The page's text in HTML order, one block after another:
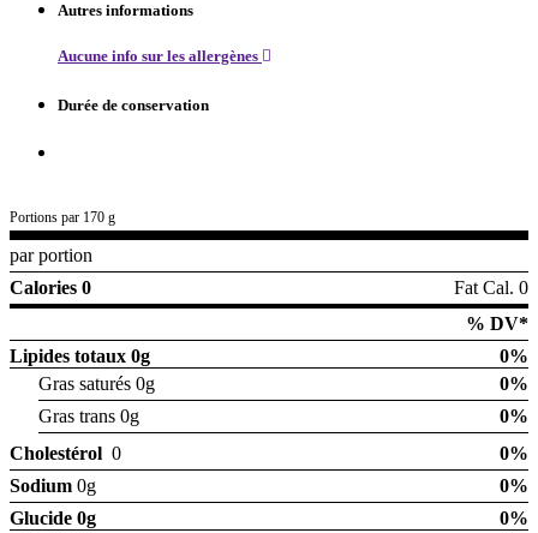
Autres informations
Aucune info sur les allergènes
Durée de conservation
Portions par 170 g
par portion
Calories 0
Fat Cal. 0
% DV*
Lipides totaux 0g
0%
Gras saturés 0g
0%
Gras trans 0g
0%
Cholestérol 0
0%
Sodium 0g
0%
Glucide 0g
0%